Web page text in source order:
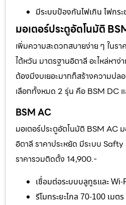
มีระบบป้องกันไฟเกิน ไฟกร
มอเตอร์ประตูอัตโนมัติ
เพิ่มความสะดวกสบายง่าย ๆ ในร
ไต้หวัน มาตรฐานอิตาลี อะไหล่หาง่
ต้องมีงบเยอะมากก็สร้างความปล
เลือกทั้งหมด 2 รุ่น คือ BSM DC
BSM AC
มอเตอร์ประตูอัตโนมัติ BSM AC
อิตาลี ราคาประหยัด มีระบบ
ราคารวมติดตั้ง 14,900.-
เชื่อมต่อระบบบลูทูธและ Wi-
รีโมทระยะไกล 70-100 เมตร